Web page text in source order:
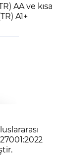
AA ve kısa
A1+